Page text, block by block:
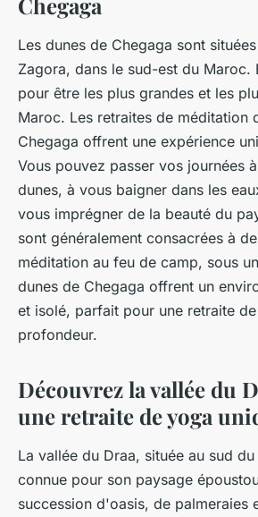
Les dunes de Chegaga sont
Zagora, dans le sud-est du Maroc.
pour être les plus grandes et les
Maroc. Les retraites de méditation
Chegaga offrent une expérience
Vous pouvez passer vos journées
dunes, à vous baigner dans les
vous imprégner de la beauté du
sont généralement consacrées à
méditation au feu de camp, sous
dunes de Chegaga offrent un
et isolé, parfait pour une retraite
profondeur.
Découvrez la vallée du
une retraite de yoga
La vallée du Draa, située au sud
connue pour son paysage
succession d'oasis, de palmeraies